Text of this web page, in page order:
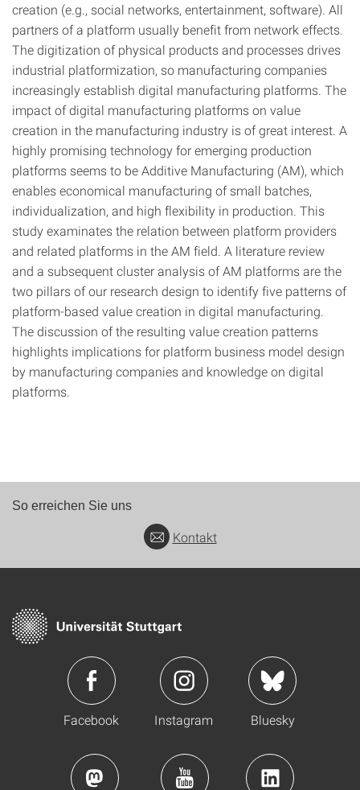
creation (e.g., social networks, entertainment, software). All
partners of a platform usually benefit from network effects.
The digitization of physical products and processes drives
industrial platformization, so manufacturing companies
increasingly establish digital manufacturing platforms. The
impact of digital manufacturing platforms on value
creation in the manufacturing industry is of great interest. A
highly promising technology for emerging production
platforms seems to be Additive Manufacturing (AM), which
enables economical manufacturing of small batches,
individualization, and high flexibility in production. This
study examinates the relation between platform providers
and related platforms in the AM field. A literature review
and a subsequent cluster analysis of AM platforms are the
two pillars of our research design to identify five patterns of
platform-based value creation in digital manufacturing.
The discussion of the resulting value creation patterns
highlights implications for platform business model design
by manufacturing companies and knowledge on digital
platforms.
So erreichen Sie uns
Kontakt
Facebook Instagram Bluesky